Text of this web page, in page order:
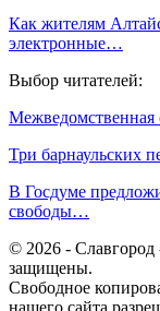
Как жителям
электронные…
Выбор читателей:
Три барнаульских
В Госдуме
свободы…
© 2026 - Славгород
защищены.
Свободное
нашего сайта